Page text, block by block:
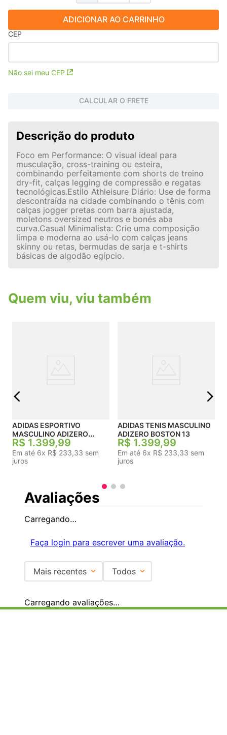
ADICIONAR AO CARRINHO
CEP
Não sei meu CEP
CALCULAR O FRETE
Descrição do produto
Foco em Performance: O visual ideal para
musculação, cross-training ou esteira,
combinando perfeitamente com shorts de treino
dry-fit, calças legging de compressão e regatas
tecnológicas.Estilo Athleisure Diário: Use de forma
descontraída na cidade combinando o tênis com
calças jogger pretas com barra ajustada,
moletons oversized neutros e bonés aba
curva.Casual Minimalista: Crie uma composição
limpa e moderna ao usá-lo com calças jeans
skinny ou retas, bermudas de sarja e t-shirts
básicas de algodão egípcio.
Quem viu, viu também
ADIDAS ESPORTIVO
MASCULINO ADIZERO
BOSTON 13
R$ 1.399,99
Em até 6x R$ 233,33 sem
juros
ADIDAS TENIS MASCULINO
ADIZERO BOSTON 13
R$ 1.399,99
Em até 6x R$ 233,33 sem
juros
Avaliações
Carregando…
Faça login para escrever uma avaliação.
Mais recentes Todos
Carregando avaliações…